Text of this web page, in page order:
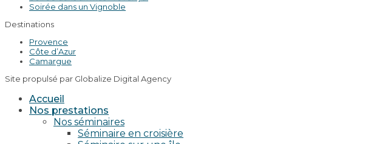
Soirée dans un Vignoble
Destinations
Provence
Côte d’Azur
Camargue
Site propulsé par Globalize Digital Agency
Accueil
Nos prestations
Nos séminaires
Séminaire en croisière